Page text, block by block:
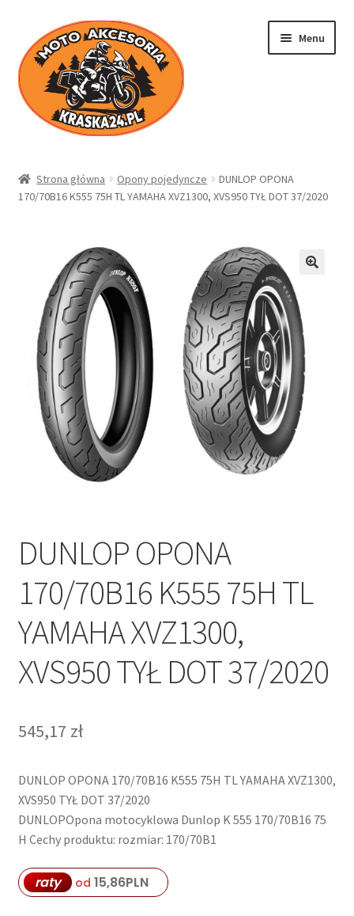
Przejdź
do
nawigacji
Przejdź
do
treści
Menu
Sklep
Moje konto
Regulamin
Polityka prywatności
Kontakt
Strona główna Opony pojedyncze
DUNLOP OPONA
170/70B16 K555 75H TL YAMAHA XVZ1300, XVS950 TYŁ DOT 37/2020
DUNLOP OPONA
170/70B16 K555 75H TL
YAMAHA XVZ1300,
XVS950 TYŁ DOT 37/2020
545,17 zł
DUNLOP OPONA 170/70B16 K555 75H TL YAMAHA XVZ1300,
XVS950 TYŁ DOT 37/2020
DUNLOPOpona motocyklowa Dunlop K 555 170/70B16 75
H Cechy produktu: rozmiar: 170/70B1
raty od 15,86PLN